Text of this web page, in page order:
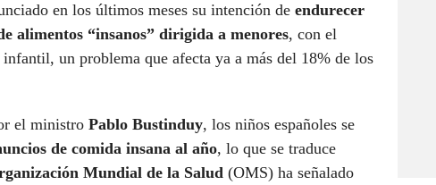
en los últimos meses su intención de endurecer
alimentos “insanos” dirigida a menores, con el
un problema que afecta ya a más del 18% de los
el ministro Pablo Bustinduy, los niños españoles se
de comida insana al año, lo que se traduce
Mundial de la Salud (OMS) ha señalado